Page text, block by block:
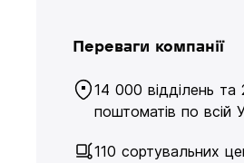
Переваги компанії
14 000 відділень
поштоматів по всій
110 сортувальних